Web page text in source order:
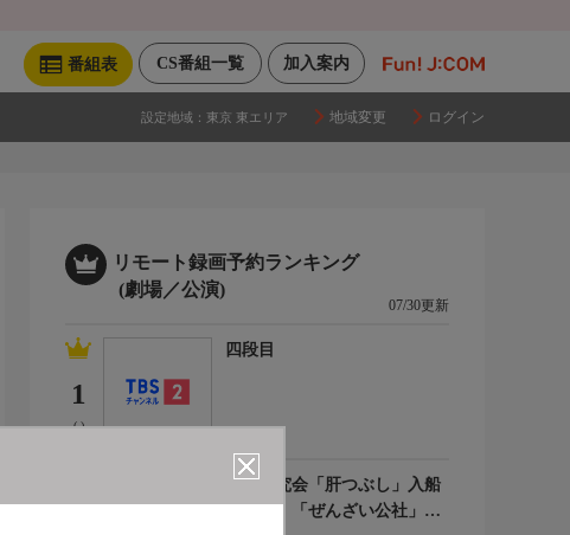
加入案内
CS番組一覧
番組表
設定地域： 東京 東エリア 地域変更 ログイン
リモート録画予約ランキング
(劇場／公演)
07/30更新
1
(-)
四段目
落語研究会「肝つぶし」入船
亭扇遊、「ぜんざい公社」柳